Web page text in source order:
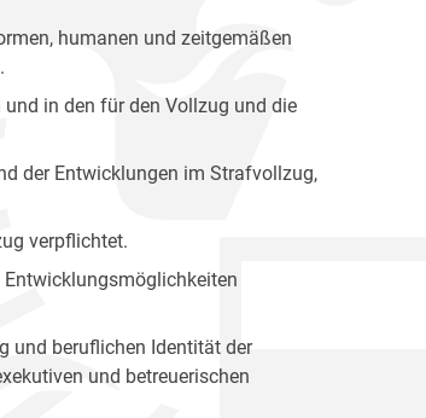
humanen und zeitgemäßen
in den für den Vollzug und die
der Entwicklungen im Strafvollzug,
verpflichtet.
und beruflichen Identität der
und betreuerischen